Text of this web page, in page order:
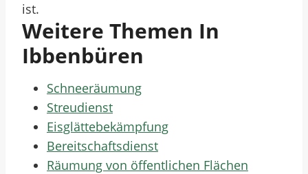
ist.
Weitere Themen In
Ibbenbüren
Schneeräumung
Streudienst
Eisglättebekämpfung
Bereitschaftsdienst
Räumung von öffentlichen Flächen